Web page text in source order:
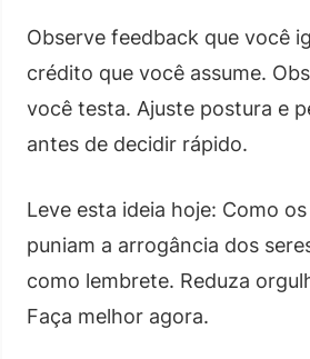
Observe feedback que você
crédito que você assume.
você testa. Ajuste postura e
antes de decidir rápido.
Leve esta ideia hoje: Como
puniam a arrogância dos
como lembrete. Reduza
Faça melhor agora.